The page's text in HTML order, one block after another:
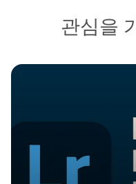
관심을